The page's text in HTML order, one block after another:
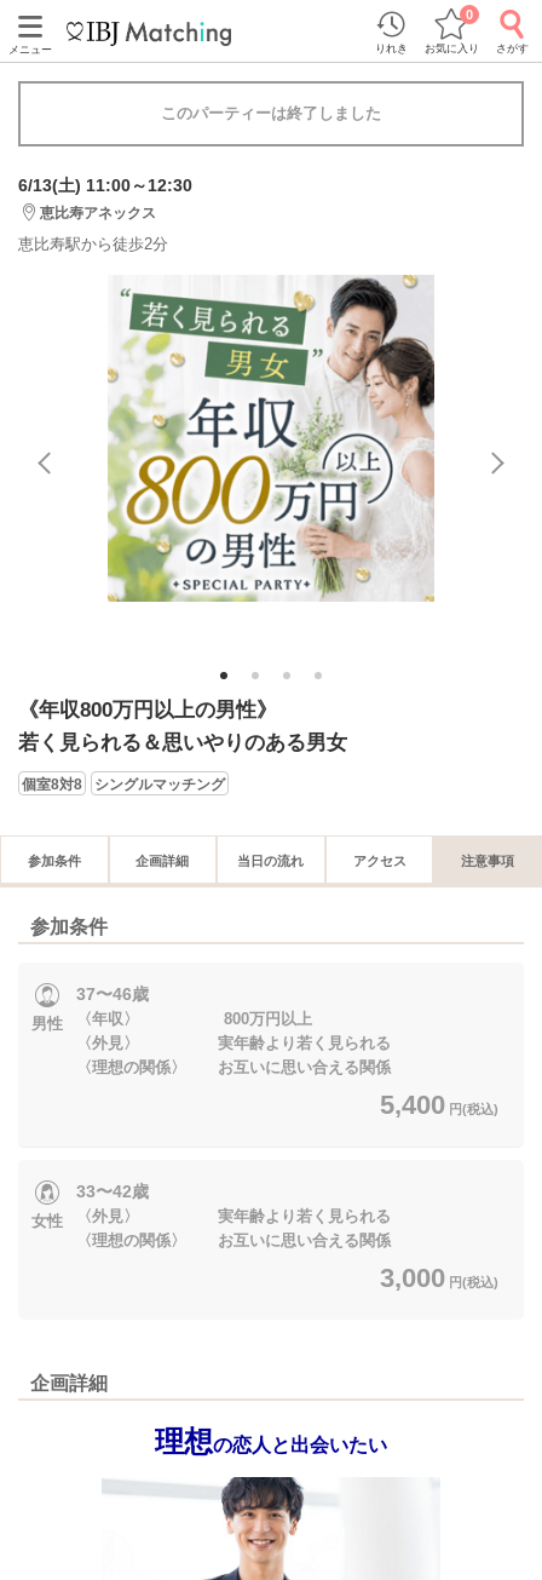
メニュー りれき お気に入り
0
さがす
このパーティーは終了しました
6/13(土) 11:00～12:30
恵比寿アネックス
恵比寿駅から徒歩2分
1 2 3 4
《年収800万円以上の男性》
若く見られる＆思いやりのある男女
個室8対8 シングルマッチング
参加条件 企画詳細 当日の流れ アクセス 注意事項
参加条件
男性
37〜46歳
〈年収〉 800万円以上
〈外見〉 実年齢より若く見られる
〈理想の関係〉 お互いに思い合える関係
5,400 円(税込)
女性
33〜42歳
〈外見〉 実年齢より若く見られる
〈理想の関係〉 お互いに思い合える関係
3,000 円(税込)
企画詳細
理想の恋人と出会いたい